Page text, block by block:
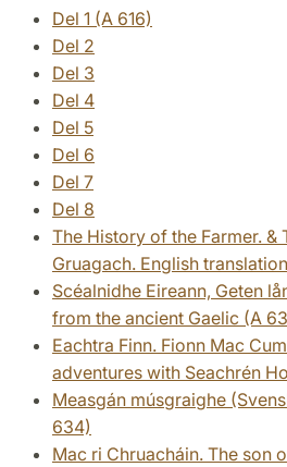
Del 1 (A 616)
Del 2
Del 3
Del 4
Del 5
Del 6
Del 7
Del 8
The History of the Farmer. &
Gruagach. English
Scéalnidhe Eireann, Geten
from the ancient Gaelic (A
Eachtra Finn. Fionn Mac
adventures with Seachrén
Measgán músgraighe
634)
Mac ri Chruacháin. The son